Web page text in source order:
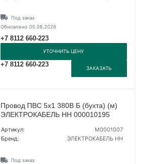
Под заказ
Обновлено 05.08.2026
+7 8112 660-223
УТОЧНИТЬ ЦЕНУ
+7 8112 660-223
ЗАКАЗАТЬ
Провод ПВС 5х1 380В Б (бухта) (м)
ЭЛЕКТРОКАБЕЛЬ НН 000010195
Артикул:
M0001007
Бренд:
ЭЛЕКТРОКАБЕЛЬ НН
Под заказ